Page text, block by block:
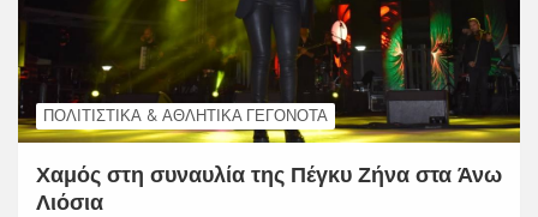
ΠΟΛΙΤΙΣΤΙΚΆ & ΑΘΛΗΤΙΚΆ ΓΕΓΟΝΌΤΑ
Χαμός στη συναυλία της Πέγκυ Ζήνα στα Άνω
Λιόσια